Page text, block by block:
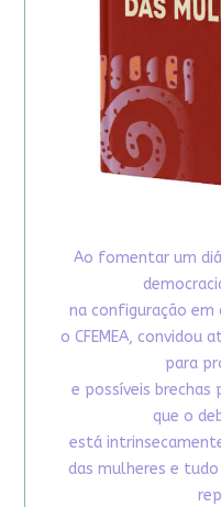
Ao fomentar um
na configuração
o CFEMEA, convidou
para
e possíveis
que o
está
das mulheres e